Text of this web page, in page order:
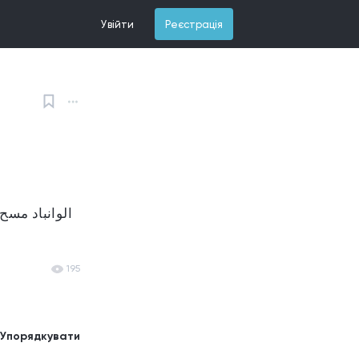
Увійти Реєстрація
195
Упорядкувати